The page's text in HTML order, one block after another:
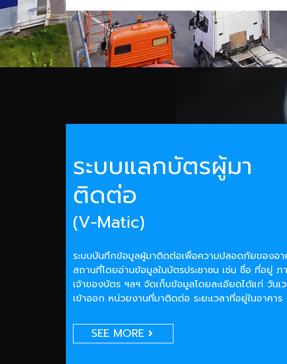
ระบบแลกบัตรผู้มา
ติดต่อ
(V-Matic)
ระบบบันทึกข้อมูลผู้มาติดต่อเพื่อความปลอดภัยของอา
สถานที่โดยอ่านข้อมูลในบัตรประชาชน เช่น ชื่อ ที่อยู่ ภ
เจ้าของบัตร ฯลฯ จัดเก็บข้อมูลโดยละเอียดได้แก่ วันเ
เข้าออก หน่วยงานที่มาติดต่อ ระยะเวลาที่อยู่ในอาคาร
SEE MORE